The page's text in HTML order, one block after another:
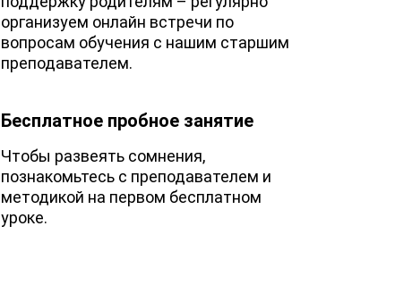
организуем онлайн встречи по
вопросам обучения с нашим старшим
преподавателем.
Бесплатное пробное занятие
Чтобы развеять сомнения,
познакомьтесь с преподавателем и
методикой на первом бесплатном
уроке.